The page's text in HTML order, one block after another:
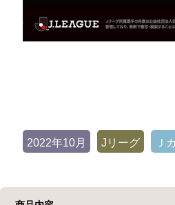
2022年10月 Jリーグ Ｊ